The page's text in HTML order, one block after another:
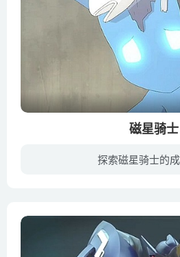
磁星骑士
探索磁星骑士的